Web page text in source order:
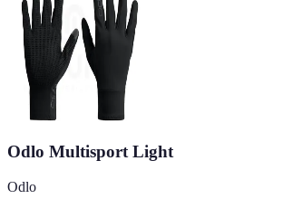
Odlo Multisport Light
Odlo